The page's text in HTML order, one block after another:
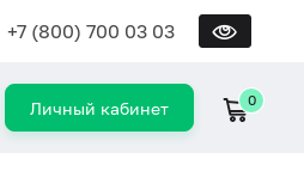
+7 (800) 700 03 03
Личный кабинет 0